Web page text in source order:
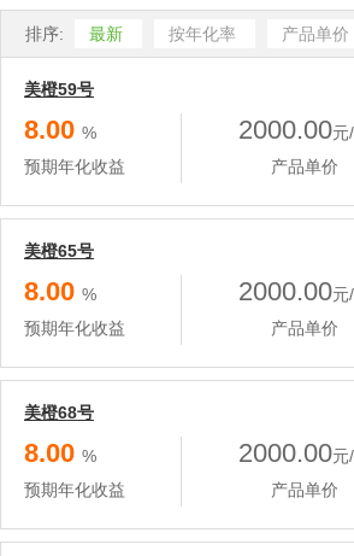
排序: 最新 按年化率 产品单价
美橙59号
8.00 %
预期年化收益
2000.00元
产品单价
美橙65号
8.00 %
预期年化收益
2000.00元
产品单价
美橙68号
8.00 %
预期年化收益
2000.00元
产品单价